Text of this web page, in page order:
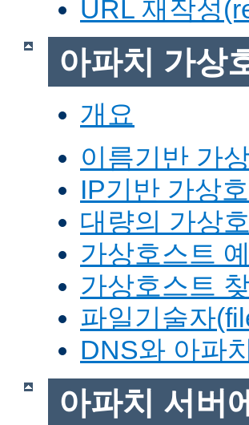
URL 재작성
아파치 가상
개요
이름기반 가
IP기반 가상
대량의 가상
가상호스트 예
가상호스트
파일기술자
DNS와 아파
아파치 서버